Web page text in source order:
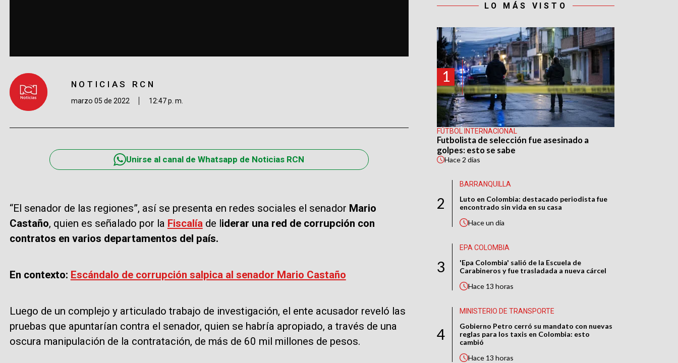
NOTICIAS RCN
marzo 05 de 2022 12:47 p. m.
Unirse al canal de Whatsapp de Noticias RCN
“El senador de las regiones”, así se presenta en redes sociales el senador Mario
Castaño, quien es señalado por la Fiscalíade liderar una red de corrupción con
contratos en varios departamentos del país.
En contexto: Escándalo de corrupción salpica al senador Mario Castaño
Luego de un complejo y articulado trabajo de investigación, el ente acusador reveló las
pruebas que apuntarían contra el senador, quien se habría apropiado, a través de una
oscura manipulación de la contratación, de más de 60 mil millones de pesos.
LO MÁS VISTO
1
FÚTBOL INTERNACIONAL
Futbolista de selección fue asesinado a
golpes: esto se sabe
Hace2 días
2
BARRANQUILLA
Luto en Colombia: destacado periodista fue
encontrado sin vida en su casa
Haceun día
3
EPA COLOMBIA
'Epa Colombia' salió de la Escuela de
Carabineros y fue trasladada a nueva cárcel
Hace 13 horas
4
MINISTERIO DE TRANSPORTE
Gobierno Petro cerró su mandato con nuevas
reglas para los taxis en Colombia: esto
cambió
Hace 13 horas